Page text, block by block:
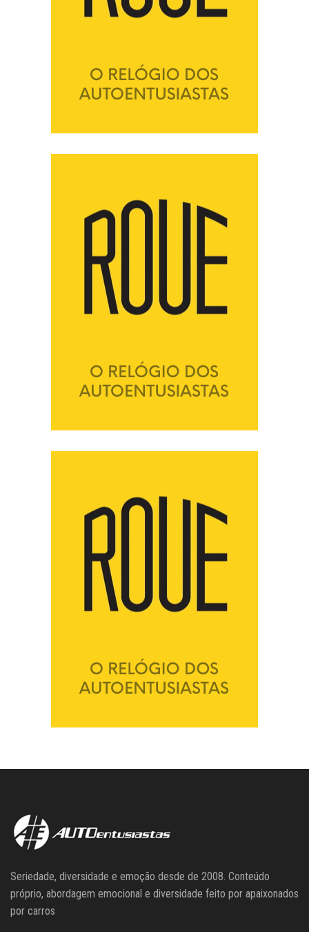
Seriedade, diversidade e emoção desde de 2008. Conteúdo
próprio, abordagem emocional e diversidade feito por apaixonados
por carros